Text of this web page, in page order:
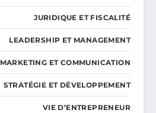
JURIDIQUE ET FISCALITÉ
LEADERSHIP ET MANAGEMENT
MARKETING ET COMMUNICATION
STRATÉGIE ET DÉVELOPPEMENT
VIE D’ENTREPRENEUR